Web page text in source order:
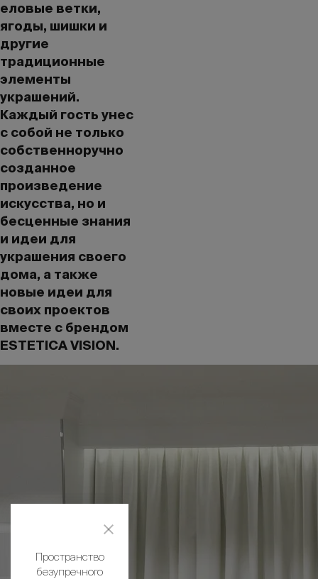
еловые ветки,
ягоды, шишки и
другие
традиционные
элементы
украшений.
Каждый гость унес
с собой не только
собственноручно
созданное
произведение
искусства, но и
бесценные знания
и идеи для
украшения своего
дома, а также
новые идеи для
своих проектов
вместе с брендом
ESTETICA VISION.
Пространство
безупречного